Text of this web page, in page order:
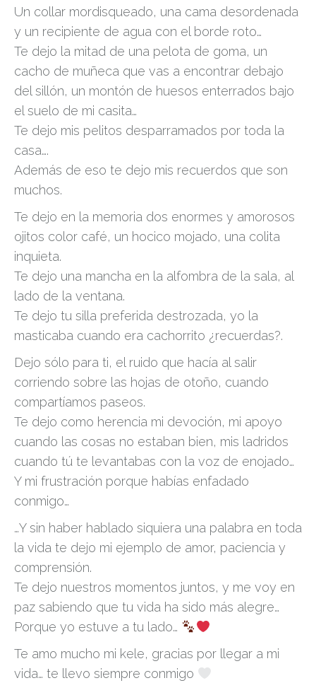
Un collar mordisqueado, una cama desordenada
y un recipiente de agua con el borde roto…
Te dejo la mitad de una pelota de goma, un
cacho de muñeca que vas a encontrar debajo
del sillón, un montón de huesos enterrados bajo
el suelo de mi casita…
Te dejo mis pelitos desparramados por toda la
casa….
Además de eso te dejo mis recuerdos que son
muchos.
Te dejo en la memoria dos enormes y amorosos
ojitos color café, un hocico mojado, una colita
inquieta.
Te dejo una mancha en la alfombra de la sala, al
lado de la ventana.
Te dejo tu silla preferida destrozada, yo la
masticaba cuando era cachorrito ¿recuerdas?.
Dejo sólo para ti, el ruido que hacía al salir
corriendo sobre las hojas de otoño, cuando
compartíamos paseos.
Te dejo como herencia mi devoción, mi apoyo
cuando las cosas no estaban bien, mis ladridos
cuando tú te levantabas con la voz de enojado…
Y mi frustración porque habías enfadado
conmigo…
…Y sin haber hablado siquiera una palabra en toda
la vida te dejo mi ejemplo de amor, paciencia y
comprensión.
Te dejo nuestros momentos juntos, y me voy en
paz sabiendo que tu vida ha sido más alegre…
Porque yo estuve a tu lado…
Te amo mucho mi kele, gracias por llegar a mi
vida… te llevo siempre conmigo